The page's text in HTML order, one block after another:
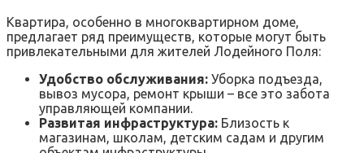
Квартира, особенно в многоквартирном доме,
предлагает ряд преимуществ, которые могут быть
привлекательными для жителей Лодейного Поля:
Удобство обслуживания: Уборка подъезда,
вывоз мусора, ремонт крыши – все это забота
управляющей компании.
Развитая инфраструктура: Близость к
магазинам, школам, детским садам и другим